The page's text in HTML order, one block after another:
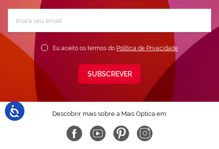
Newsletter:
Eu aceito os termos do Política de Privacidade
SUBSCREVER
Descobrir mais sobre a Mais Optica em: